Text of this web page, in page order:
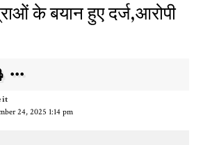
के बयान हुए दर्ज,आरोपी
24, 2025 1:14 pm